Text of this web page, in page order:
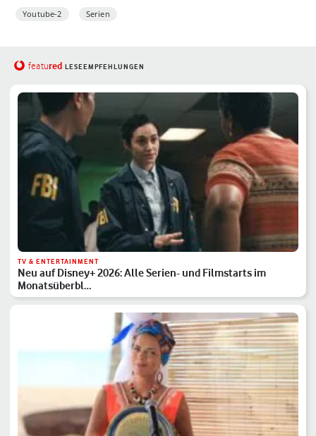
Youtube-2 Serien
featured LESEEMPFEHLUNGEN
TV & ENTERTAINMENT
Neu auf Disney+ 2026: Alle Serien- und Filmstarts im
Monatsüberbl…